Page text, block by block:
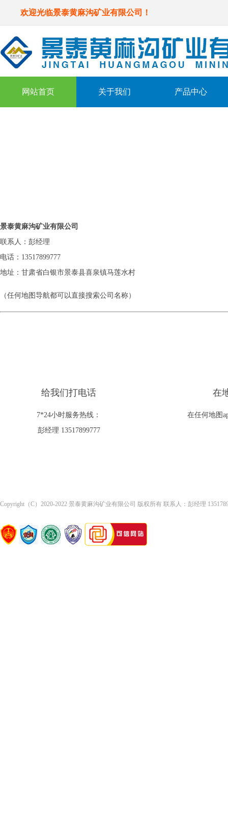
欢迎光临景泰黄麻沟矿业有限公司！
网站首页 关于我们 产品中心
景泰黄麻沟矿业有限公司
联系人：彭经理
电话：13517899777
地址：甘肃省白银市景泰县喜泉镇马莲水村
（任何地图导航都可以直接搜索公司名称）
给我们打电话
7*24小时服务热线：
彭经理 13517899777
在
在任何地图
Copyright（C）2020-2022 景泰黄麻沟矿业有限公司 版权所有 联系人：彭经理